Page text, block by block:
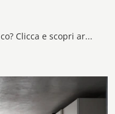
Cerchi un guardaroba in melaminico? Clicca e scopri armadi a muro con ante scorrevoli di Maronese.